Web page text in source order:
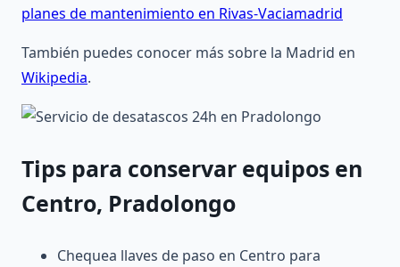
planes de mantenimiento en Rivas-Vaciamadrid
También puedes conocer más sobre la Madrid en
Wikipedia.
Tips para conservar equipos en
Centro, Pradolongo
Chequea llaves de paso en Centro para